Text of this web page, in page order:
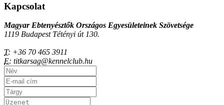
Kapcsolat
Magyar Ebtenyésztők Országos Egyesületeinek Szövetsége
1119 Budapest Tétényi út 130.
T: +36 70 465 3911
E: titkarsag@kennelclub.hu